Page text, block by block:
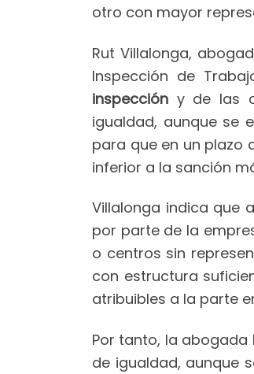
otro con mayor
Rut Villalonga,
Inspección de
inspección y de las
igualdad, aunque se
para que en un plazo
inferior a la sanción
Villalonga indica que
por parte de la
o centros sin
con estructura
atribuibles a la parte
Por tanto, la abogada
de igualdad, aunque